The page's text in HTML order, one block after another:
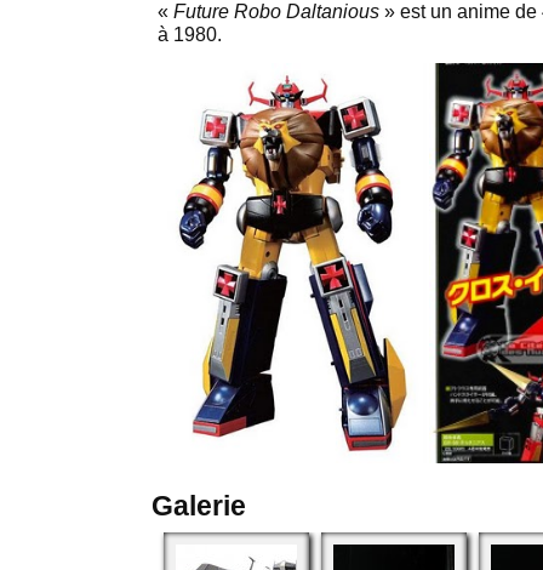
« Future Robo Daltanious » est un anime
à 1980.
Galerie